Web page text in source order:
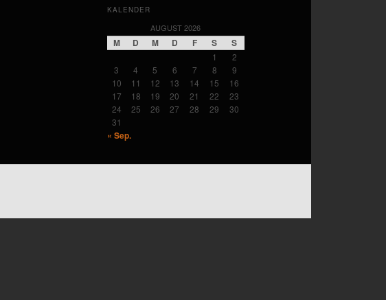
KALENDER
AUGUST 2026
M D M D F S S
1
2
3
4 5 6 7 8
9
10
11 12 13 14 15
16
17
18 19 20 21 22
23
24
25 26 27 28 29
30
31
« Sep.